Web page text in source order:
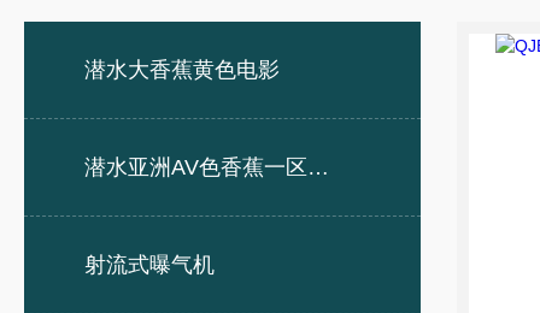
潜水大香蕉黄色电影
潜水亚洲AV色香蕉一区二区三区
射流式曝气机